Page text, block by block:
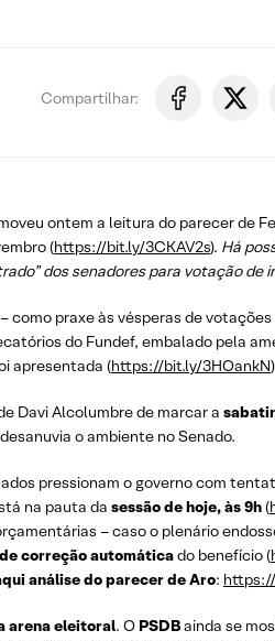
Compartilhar:
ontem a leitura do parecer de
(https://bit.ly/3CKAV2s). Há
dos senadores para votação de
praxe às vésperas de
do Fundef, embalado pela
apresentada (https://bit.ly/3HOankN)
Davi Alcolumbre de marcar a
o ambiente no Senado.
pressionam o governo com
na pauta da sessão de hoje, às 9h(
– caso o plenário
correção automáticado benefício (
análise do parecer de Aro:
arena eleitoral. O PSDBainda se